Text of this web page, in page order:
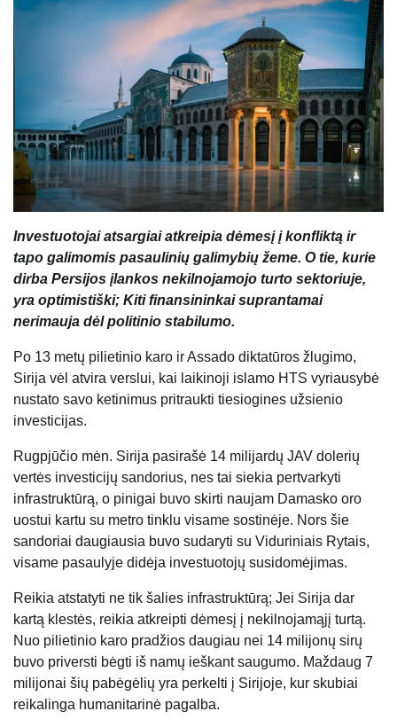
Investuotojai atsargiai atkreipia dėmesį į konfliktą ir
tapo galimomis pasaulinių galimybių žeme. O tie, kurie
dirba Persijos įlankos nekilnojamojo turto sektoriuje,
yra optimistiški; Kiti finansininkai suprantamai
nerimauja dėl politinio stabilumo.
Po 13 metų pilietinio karo ir Assado diktatūros žlugimo,
Sirija vėl atvira verslui, kai laikinoji islamo HTS vyriausybė
nustato savo ketinimus pritraukti tiesiogines užsienio
investicijas.
Rugpjūčio mėn. Sirija pasirašė 14 milijardų JAV dolerių
vertės investicijų sandorius, nes tai siekia pertvarkyti
infrastruktūrą, o pinigai buvo skirti naujam Damasko oro
uostui kartu su metro tinklu visame sostinėje. Nors šie
sandoriai daugiausia buvo sudaryti su Viduriniais Rytais,
visame pasaulyje didėja investuotojų susidomėjimas.
Reikia atstatyti ne tik šalies infrastruktūrą; Jei Sirija dar
kartą klestės, reikia atkreipti dėmesį į nekilnojamąjį turtą.
Nuo pilietinio karo pradžios daugiau nei 14 milijonų sirų
buvo priversti bėgti iš namų ieškant saugumo. Maždaug 7
milijonai šių pabėgėlių yra perkelti į Sirijoje, kur skubiai
reikalinga humanitarinė pagalba.